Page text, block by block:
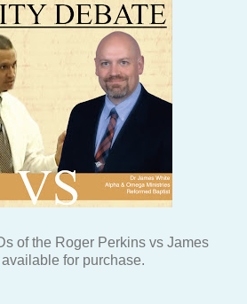
of the Roger Perkins vs James
for purchase.